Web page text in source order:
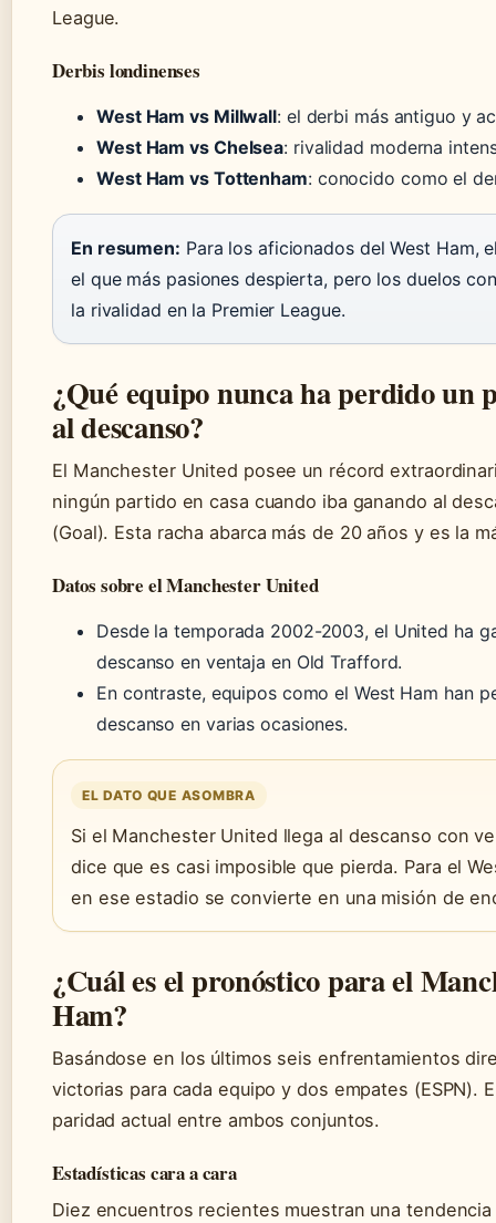
League.
Derbis londinenses
West Ham vs Millwall: el derbi más antiguo y
West Ham vs Chelsea: rivalidad moderna
West Ham vs Tottenham: conocido como el
En resumen: Para los aficionados del West Ham,
el que más pasiones despierta, pero los duelos
la rivalidad en la Premier League.
¿Qué equipo nunca ha perdido un
al descanso?
El Manchester United posee un récord
ningún partido en casa cuando iba ganando al
(Goal). Esta racha abarca más de 20 años y es la
Datos sobre el Manchester United
Desde la temporada 2002-2003, el United ha
descanso en ventaja en Old Trafford.
En contraste, equipos como el West Ham han
descanso en varias ocasiones.
EL DATO QUE ASOMBRA
Si el Manchester United llega al descanso con
dice que es casi imposible que pierda. Para el
en ese estadio se convierte en una misión de
¿Cuál es el pronóstico para el
Ham?
Basándose en los últimos seis enfrentamientos
victorias para cada equipo y dos empates (ESPN).
paridad actual entre ambos conjuntos.
Estadísticas cara a cara
Diez encuentros recientes muestran una